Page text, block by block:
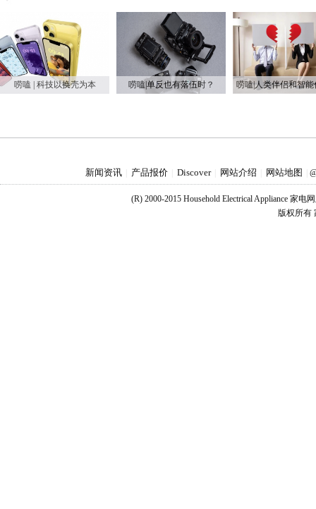
唠嗑 | 科技以换壳为本 唠嗑|单反也有落伍时？
新闻资讯 产品报价 Discover 网站介绍 网站地图
(R) 2000-2015 Household Electrical Appliance 家电
版权所有